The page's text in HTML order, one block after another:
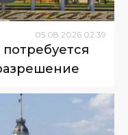
05.08.2026 02:39